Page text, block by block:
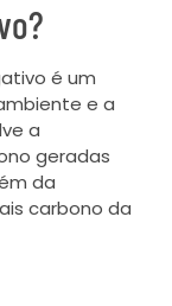
é um
e a
a
geradas
da
carbono da